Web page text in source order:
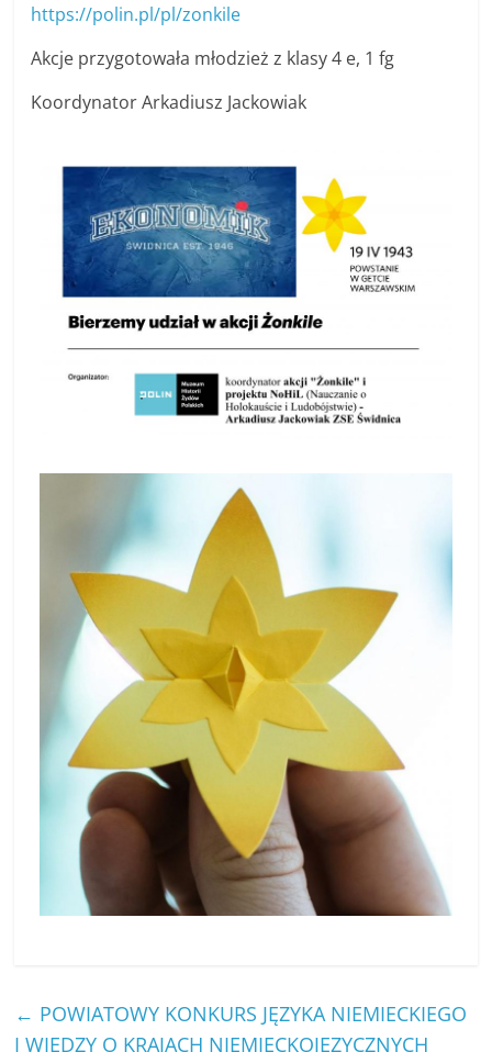
https://polin.pl/pl/zonkile
Akcje przygotowała młodzież z klasy 4 e, 1 fg
Koordynator Arkadiusz Jackowiak
← POWIATOWY KONKURS JĘZYKA NIEMIECKIEGO
I WIEDZY O KRAJACH NIEMIECKOJĘZYCZNYCH